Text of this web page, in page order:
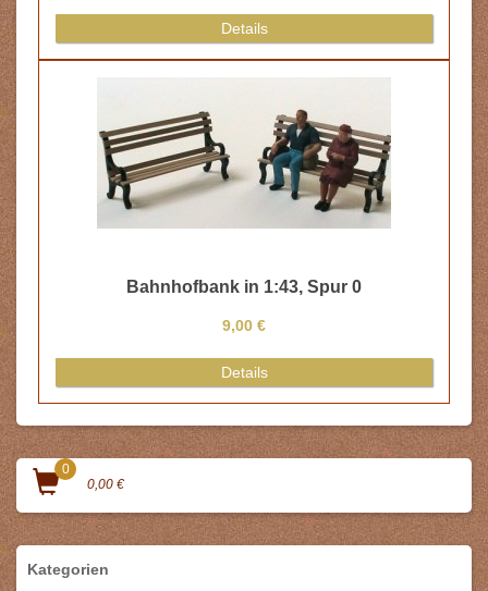
Details
Bahnhofbank in 1:43, Spur 0
9,00 €
Details
0
0,00 €
Kategorien